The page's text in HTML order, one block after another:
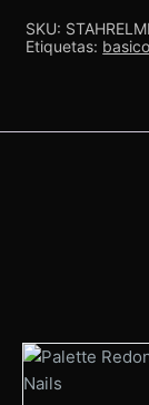
Exclusive
180
Staleks
SKU:
Etiquetas: